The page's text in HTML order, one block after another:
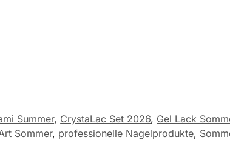
Summer, CrystaLac Set 2026, Gel Lack
Sommer, professionelle Nagelprodukte,